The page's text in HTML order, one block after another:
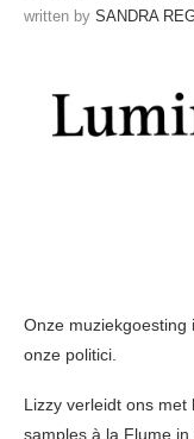
written by SANDRA
Onze muziekgoesting
onze politici.
Lizzy verleidt ons
samples à la Flume in